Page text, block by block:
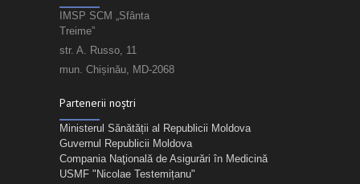
IMSP SCM „Sfânta
Treime”
str. A. Russo, 11
mun. Chișinău, MD-2068
Partenerii noștri
Ministerul Sănătății al Republicii Moldova
Guvernul Republicii Moldova
Compania Naţională de Asigurări în Medicină
USMF "Nicolae Testemițanu"